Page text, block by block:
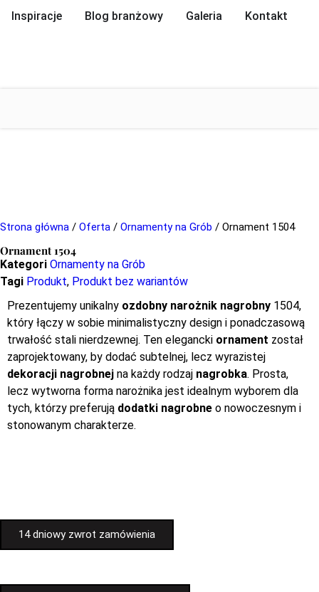
Inspiracje Blog branżowy Galeria Kontakt
Strona główna / Oferta / Ornamenty na Grób / Ornament 1504
Ornament 1504
Kategori Ornamenty na Grób
Tagi Produkt, Produkt bez wariantów
Prezentujemy unikalny ozdobny narożnik nagrobny 1504,
który łączy w sobie minimalistyczny design i ponadczasową
trwałość stali nierdzewnej. Ten elegancki ornament został
zaprojektowany, by dodać subtelnej, lecz wyrazistej
dekoracji nagrobnej na każdy rodzaj nagrobka. Prosta,
lecz wytworna forma narożnika jest idealnym wyborem dla
tych, którzy preferują dodatki nagrobne o nowoczesnym i
stonowanym charakterze.
14 dniowy zwrot zamówienia